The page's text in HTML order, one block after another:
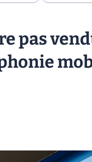
pas